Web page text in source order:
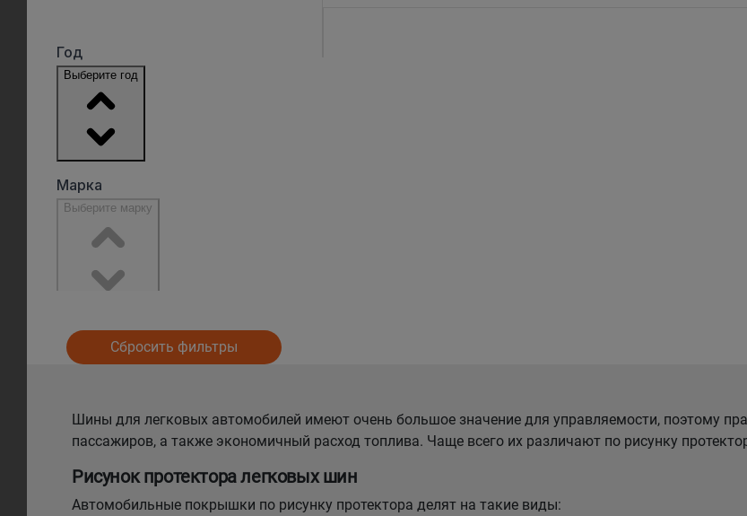
Сбросить фильтры
Шины для легковых автомобилей имеют очень большое значение для управляемости, поэтому
пассажиров, а также экономичный расход топлива. Чаще всего их различают по рисунку
Рисунок протектора легковых шин
Автомобильные покрышки по рисунку протектора делят на такие виды: